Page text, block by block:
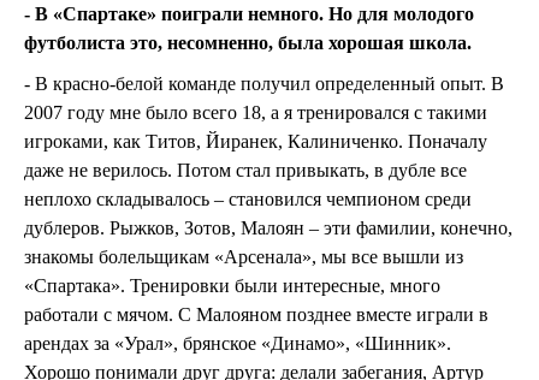
- В «Спартаке» поиграли немного. Но для молодого
футболиста это, несомненно, была хорошая школа.
- В красно-белой команде получил определенный опыт. В
2007 году мне было всего 18, а я тренировался с такими
игроками, как Титов, Йиранек, Калиниченко. Поначалу
даже не верилось. Потом стал привыкать, в дубле все
неплохо складывалось – становился чемпионом среди
дублеров. Рыжков, Зотов, Малоян – эти фамилии, конечно,
знакомы болельщикам «Арсенала», мы все вышли из
«Спартака». Тренировки были интересные, много
работали с мячом. С Малояном позднее вместе играли в
арендах за «Урал», брянское «Динамо», «Шинник».
Хорошо понимали друг друга: делали забегания, Артур